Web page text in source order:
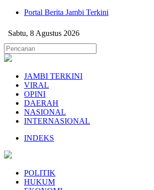
Portal Berita Jambi Terkini
Sabtu, 8 Agustus 2026
JAMBI TERKINI
VIRAL
OPINI
DAERAH
NASIONAL
INTERNASIONAL
INDEKS
POLITIK
HUKUM